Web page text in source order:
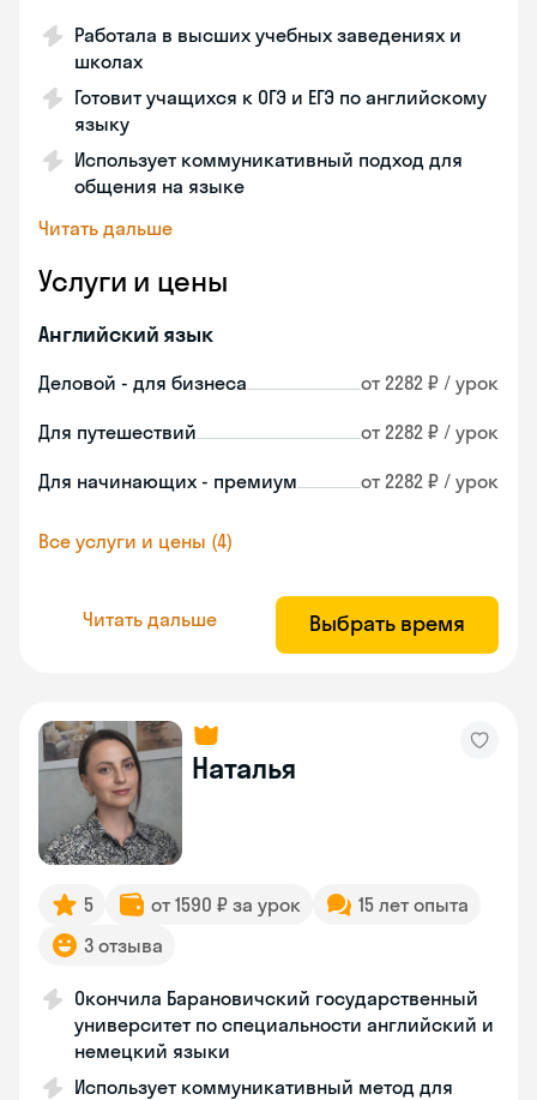
Работала в высших учебных заведениях и
школах
Готовит учащихся к ОГЭ и ЕГЭ по английскому
языку
Использует коммуникативный подход для
общения на языке
Читать дальше
Услуги и цены
Английский язык
Деловой - для бизнеса от 2282 ₽ / урок
Для путешествий от 2282 ₽ / урок
Для начинающих - премиум от 2282 ₽ / урок
Все услуги и цены (4)
Читать дальше Выбрать время
Наталья
5 от 1590 ₽ за урок
15 лет опыта
3 отзыва
Окончила Барановичский государственный
университет по специальности английский и
немецкий языки
Использует коммуникативный метод для